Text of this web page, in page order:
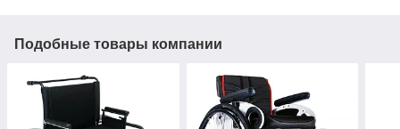
Подобные товары компании